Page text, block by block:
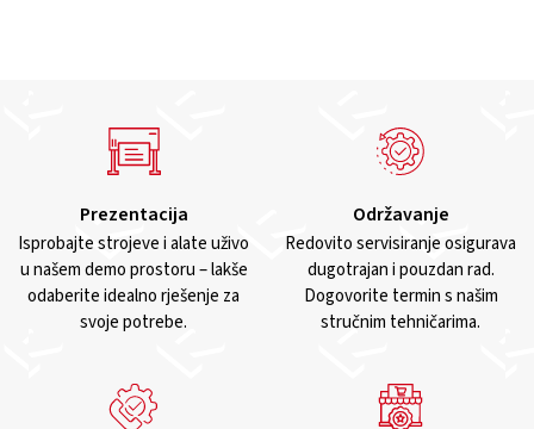
Prezentacija
Isprobajte strojeve i alate uživo
u našem demo prostoru – lakše
odaberite idealno rješenje za
svoje potrebe.
Održavanje
Redovito servisiranje osigurava
dugotrajan i pouzdan rad.
Dogovorite termin s našim
stručnim tehničarima.